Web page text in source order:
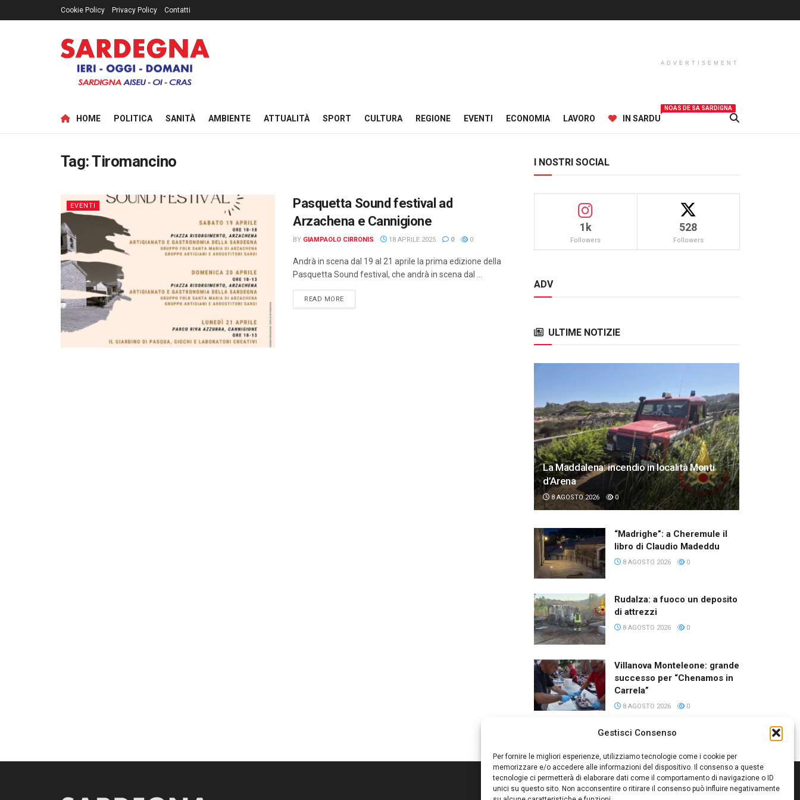
Gestisci Consenso
Per fornire le migliori esperienze, utilizziamo tecnologie come i cookie per
memorizzare e/o accedere alle informazioni del dispositivo. Il consenso a queste
tecnologie ci permetterà di elaborare dati come il comportamento di navigazione o ID
unici su questo sito. Non acconsentire o ritirare il consenso può influire negativamente
Cookie Policy Privacy Policy Contatti
ADVERTISEMENT
HOME POLITICA SANITÀ AMBIENTE ATTUALITÀ SPORT CULTURA REGIONE EVENTI ECONOMIA LAVORO IN SARDU
NOAS DE SA SARDIGNA
Tag:Tiromancino
EVENTI
Pasquetta Sound festival ad
Arzachena e Cannigione
BY GIAMPAOLO CIRRONIS 18 APRILE 2025 0 0
Andrà in scena dal 19 al 21 aprile la prima edizione della
Pasquetta Sound festival, che andrà in scena dal ...
READ MOREDETAILS
I NOSTRI SOCIAL
1k
Followers
528
Followers
ADV
ULTIME NOTIZIE
La Maddalena: incendio in località Monti
d’Arena
8 AGOSTO 2026 0
“Madrighe”: a Cheremule il
libro di Claudio Madeddu
8 AGOSTO 2026 0
Rudalza: a fuoco un deposito
di attrezzi
8 AGOSTO 2026 0
Villanova Monteleone: grande
successo per “Chenamos in
Carrela”
8 AGOSTO 2026 0